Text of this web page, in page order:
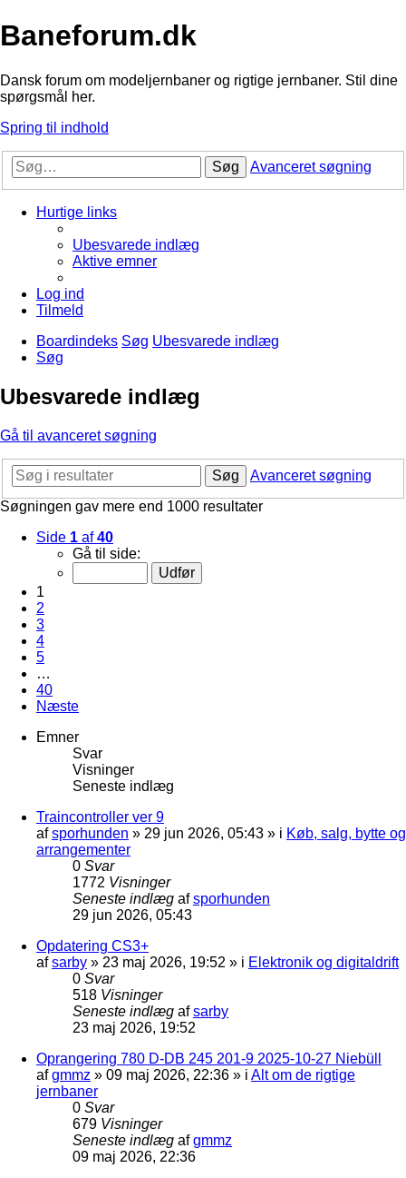
Baneforum.dk
Dansk forum om modeljernbaner og rigtige jernbaner. Stil dine
spørgsmål her.
Spring til indhold
Søg Avanceret søgning
Hurtige links
Ubesvarede indlæg
Aktive emner
Log ind
Tilmeld
Boardindeks Søg Ubesvarede indlæg
Søg
Ubesvarede indlæg
Gå til avanceret søgning
Søg
Avanceret søgning
Søgningen gav mere end 1000 resultater
Side 1 af40
Gå til side:
1
2
3
4
5
…
40
Næste
Emner
Svar
Visninger
Seneste indlæg
Traincontroller ver 9
afsporhunden » 29 jun 2026, 05:43 » i Køb, salg, bytte og
arrangementer
0 Svar
1772 Visninger
Seneste indlæg afsporhunden
29 jun 2026, 05:43
Opdatering CS3+
afsarby » 23 maj 2026, 19:52 » i Elektronik og digitaldrift
0 Svar
518 Visninger
Seneste indlæg afsarby
23 maj 2026, 19:52
Oprangering 780 D-DB 245 201-9 2025-10-27 Niebüll
afgmmz » 09 maj 2026, 22:36 » i Alt om de rigtige
jernbaner
0 Svar
679 Visninger
Seneste indlæg afgmmz
09 maj 2026, 22:36